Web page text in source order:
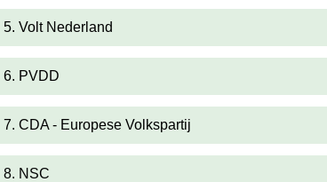
5. Volt Nederland
6. PVDD
7. CDA - Europese Volkspartij
8. NSC